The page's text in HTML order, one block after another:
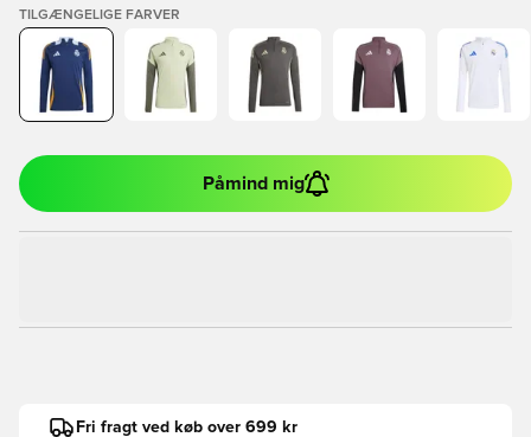
TILGÆNGELIGE FARVER
Påmind mig
Fri fragt ved køb over 699 kr